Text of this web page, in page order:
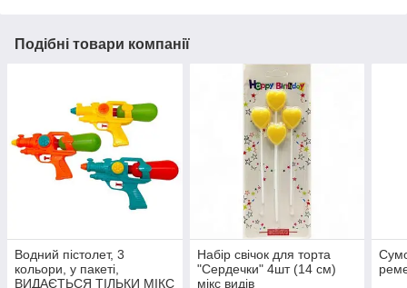
Подібні товари компанії
Водний пістолет, 3
кольори, у пакеті,
ВИДАЄТЬСЯ ТІЛЬКИ МІКС
Набір свічок для торта
"Сердечки" 4шт (14 см)
мікс видів